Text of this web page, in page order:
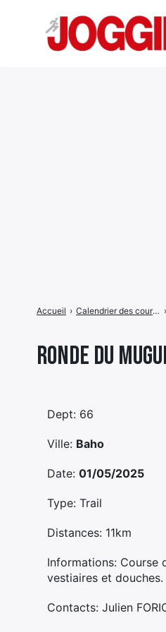
Ronde Du
Accueil › Calendrier des courses ›
Dept: 66
Ville: Baho
Date: 01/05/2025
Type: Trail
Distances: 11km
Informations: Course
vestiaires et douches.
Contacts: Julien